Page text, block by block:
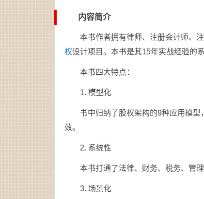
内容简介
本书作者拥有律师、注册会计师、
权设计项目。本书是其15年实战经验的系
本书四大特点：
1. 模型化
书中归纳了股权架构的9种应用模
效。
2. 系统性
本书打通了法律、财务、税务、管
3. 场景化